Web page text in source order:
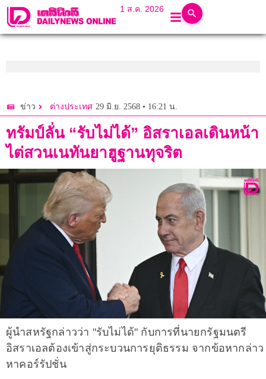
1 ส.ค. 2026
ข่าว ต่างประเทศ 29 มิ.ย. 2568 • 16:21 น.
ทรัมป์ลั่น “รับไม่ได้” อิสราเอลเดินหน้า
ไต่สวนเนทันยาฮูฐานทุจริต
ผู้นำสหรัฐกล่าวว่า "รับไม่ได้" กับการที่นายกรัฐมนตรี
อิสราเอลต้องเข้าสู่กระบวนการยุติธรรม จากข้อหากล่าว
หาคอร์รัปชั่น